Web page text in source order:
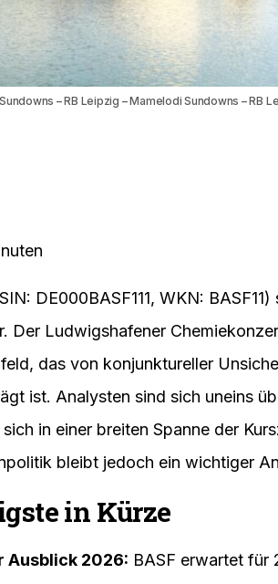
– RB Leipzig – Mamelodi Sundowns – RB
DE000BASF111, WKN:
Der Ludwigshafener
das von konjunktureller
ist. Analysten sind sich uneins
in einer breiten Spanne der
bleibt jedoch ein wichtiger
in Kürze
Ausblick 2026: BASF erwartet für